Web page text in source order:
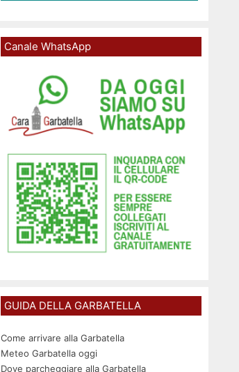
Canale WhatsApp
GUIDA DELLA GARBATELLA
Come arrivare alla Garbatella
Meteo Garbatella oggi
Dove parcheggiare alla Garbatella